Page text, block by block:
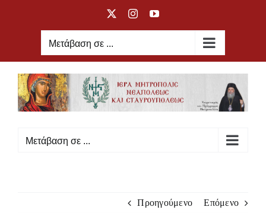
X InstagramYouTube
Μετάβαση σε ...
Μετάβαση σε ...
Προηγούμενο Επόμενο